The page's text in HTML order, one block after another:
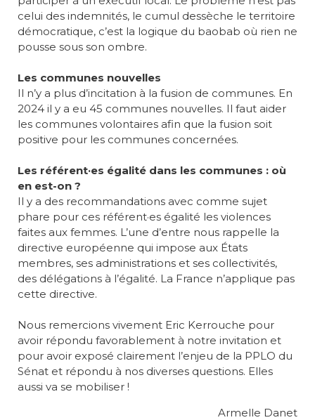
celui des indemnités, le cumul dessèche le territoire
démocratique, c’est la logique du baobab où rien ne
pousse sous son ombre.
Les communes nouvelles
Il n’y a plus d’incitation à la fusion de communes. En
2024 il y a eu 45 communes nouvelles. Il faut aider
les communes volontaires afin que la fusion soit
positive pour les communes concernées.
Les référent·es égalité dans les communes : où
en est-on ?
Il y a des recommandations avec comme sujet
phare pour ces référent·es égalité les violences
faites aux femmes. L’une d’entre nous rappelle la
directive européenne qui impose aux États
membres, ses administrations et ses collectivités,
des délégations à l’égalité. La France n’applique pas
cette directive.
Nous remercions vivement Eric Kerrouche pour
avoir répondu favorablement à notre invitation et
pour avoir exposé clairement l’enjeu de la PPLO du
Sénat et répondu à nos diverses questions. Elles
aussi va se mobiliser !
Armelle Danet